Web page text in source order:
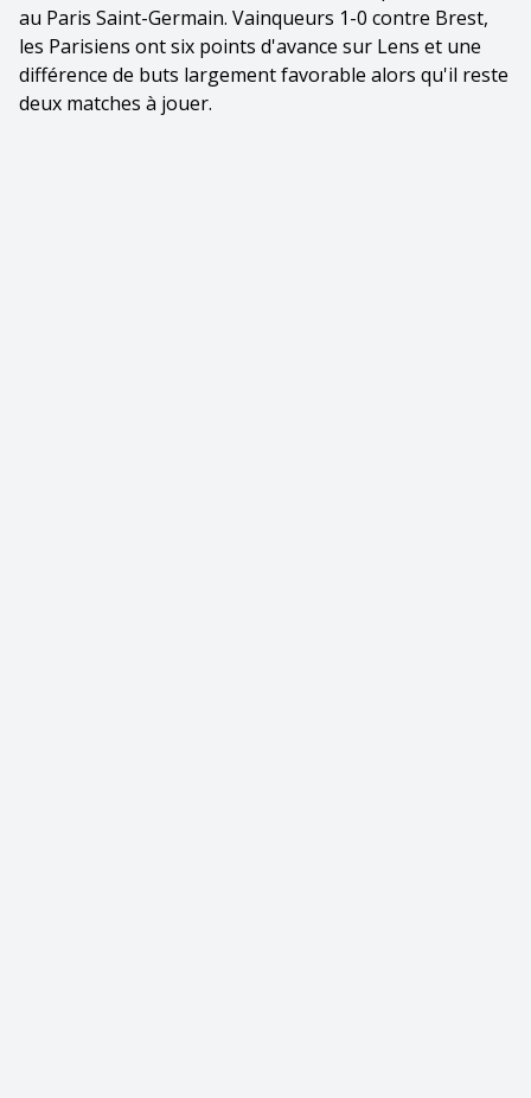
au Paris Saint-Germain. Vainqueurs 1-0 contre Brest,
les Parisiens ont six points d'avance sur Lens et une
différence de buts largement favorable alors qu'il reste
deux matches à jouer.